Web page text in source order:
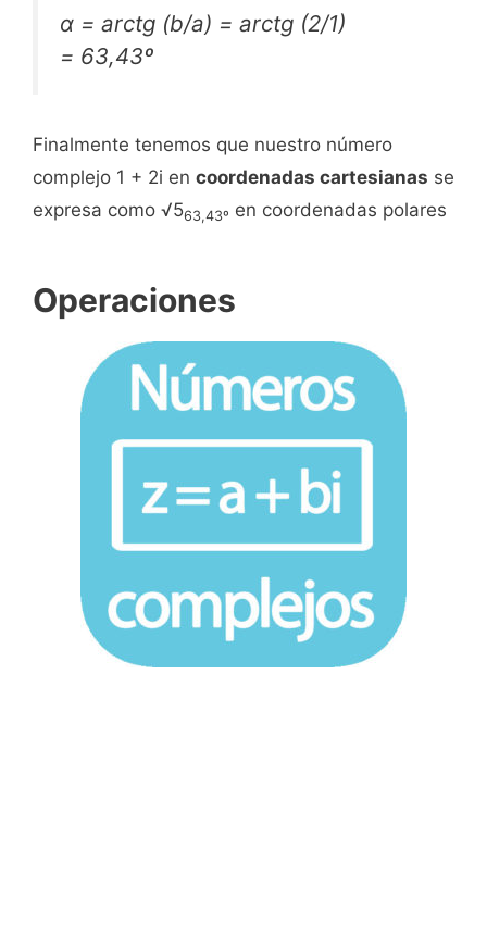
α = arctg (b/a) = arctg (2/1)
= 63,43º
Finalmente tenemos que nuestro número
complejo 1 + 2i en coordenadas cartesianas se
expresa como √563,43º en coordenadas polares
Operaciones